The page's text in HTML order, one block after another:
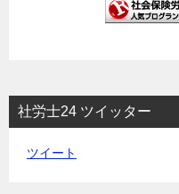
社労士24 ツイッター
ツイート